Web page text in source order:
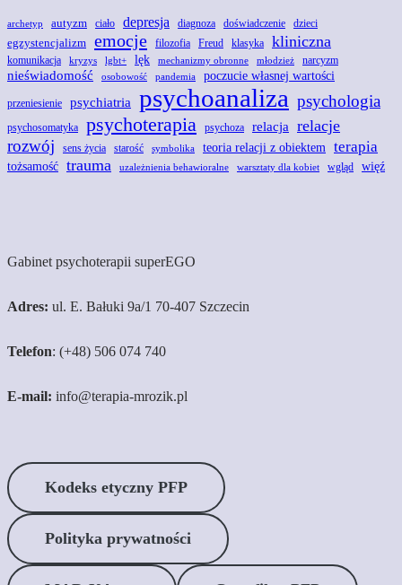
archetyp autyzm ciało depresja diagnoza doświadczenie dzieci
egzystencjalizm emocje filozofia Freud klasyka kliniczna
komunikacja kryzys lgbt+ lęk mechanizmy obronne młodzież narcyzm
nieświadomość osobowość pandemia poczucie własnej wartości
przeniesienie psychiatria psychoanaliza psychologia
psychosomatyka psychoterapia psychoza relacja relacje
rozwój sens życia starość symbolika teoria relacji z obiektem terapia
tożsamość trauma uzależnienia behawioralne warsztaty dla kobiet wgląd więź
Gabinet psychoterapii superEGO
Adres: ul. E. Bałuki 9a/1 70-407 Szczecin
Telefon: (+48) 506 074 740
E-mail: info@terapia-mrozik.pl
Kodeks etyczny PFP
Polityka prywatności